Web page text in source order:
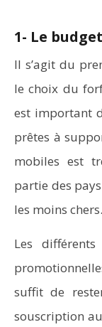
1- Le budget
Il s’agit du
le choix du
est important
prêtes à
mobiles est
partie des
les moins chers.
Les
suffit de
souscription